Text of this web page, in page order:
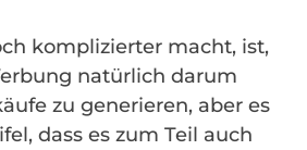
komplizierter macht, ist,
natürlich darum
zu generieren, aber es
dass es zum Teil auch